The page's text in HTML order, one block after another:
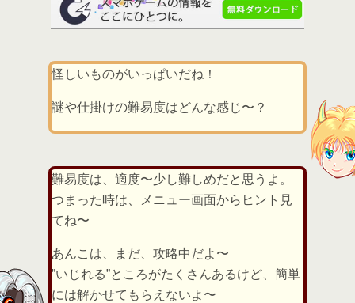
怪しいものがいっぱいだね！
謎や仕掛けの難易度はどんな感じ〜？
難易度は、適度〜少し難しめだと思うよ。
つまった時は、メニュー画面からヒント見
てね〜
あんこは、まだ、攻略中だよ〜
”いじれる”ところがたくさんあるけど、簡単
には解かせてもらえないよ〜